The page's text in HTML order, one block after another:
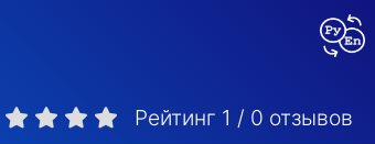
Рейтинг 1 / 0 отзывов